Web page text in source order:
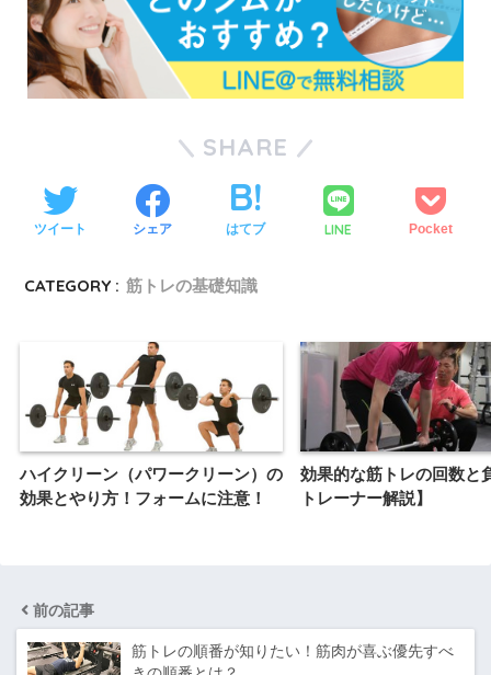
SHARE
ツイート シェア はてブ LINE Pocket
CATEGORY : 筋トレの基礎知識
ハイクリーン（パワークリーン）の
効果とやり方！フォームに注意！
効果的な筋トレの回数と
トレーナー解説】
前の記事
筋トレの順番が知りたい！筋肉が喜ぶ優先すべ